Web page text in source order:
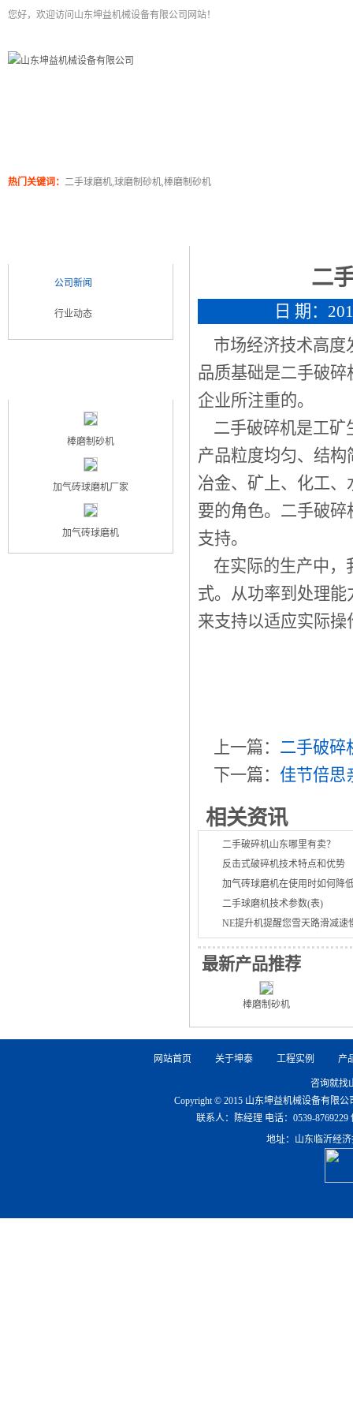
您好，欢迎访问山东坤益机械设备有限公司网站！
热门关键词： 二手球磨机,球磨制砂机,棒磨制砂机
二
日 期：
市场经济技术高度
品质基础是二手破碎
企业所注重的。
二手破碎机是工矿
产品粒度均匀、结
冶金、矿上、化工
要的角色。 二手破碎
支持。
在实际的生产中，
式。从功率到处理
来支持以适应实际操
上一篇： 二手破碎
下一篇： 佳节倍思
相关资讯
二手破碎机山东哪里有卖？
反击式破碎机技术特点和优势
加气砖球磨机在使用时如何降
二手球磨机技术参数(表)
NE提升机提醒您雪天路滑减速
最新产品推荐
棒磨制砂机
公司新闻
行业动态
棒磨制砂机
加气砖球磨机厂家
加气砖球磨机
网站首页 关于坤泰 工程实例 产
咨询就找
Copyright © 2015 山东坤益机械设备有限
联系人：陈经理 电话：0539-8769229
地址：山东临沂经